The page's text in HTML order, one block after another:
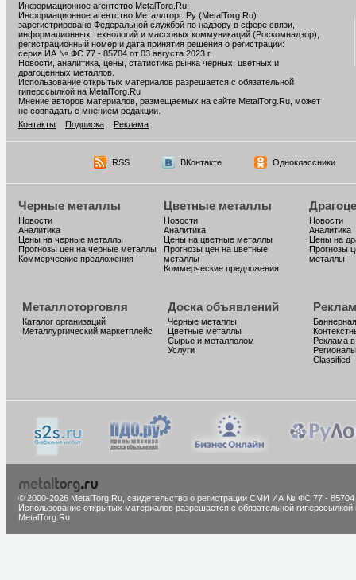
Информационное агентство MetalTorg.Ru
Информационное агентство Металлторг. Ру (MetalTorg.Ru)
зарегистрировано Федеральной службой по надзору в сфере связи,
информационных технологий и массовых коммуникаций (Роскомнадзор),
регистрационный номер и дата принятия решения о регистрации:
серия ИА № ФС 77 - 85704 от 03 августа 2023 г.
Новости, аналитика, цены, статистика рынка черных, цветных и
драгоценных металлов.
Использование открытых материалов разрешается с обязательной
гиперссылкой на MetalTorg.Ru
Мнение авторов материалов, размещаемых на сайте MetalTorg.Ru, может
не совпадать с мнением редакции.
Контакты
Подписка Реклама
RSS ВКонтакте Одноклассники
Черные металлы
Новости
Аналитика
Цены на черные металлы
Прогнозы цен на черные металлы
Коммерческие предложения
Цветные металлы
Новости
Аналитика
Цены на цветные металлы
Прогнозы цен на цветные
металлы
Коммерческие предложения
Новости
Аналитика
Цены на
Прогнозы
металлы
Металлоторговля
Каталог организаций
Металлургический маркетплейс
Доска объявлений
Черные металлы
Цветные металлы
Сырье и металлолом
Услуги
Реклама
Classified
© 2000-2026 MetalTorg.Ru, cвидетельство о регистрации СМИ ИА № ФС 77 - 85704
Использование открытых материалов разрешается с обязательной гиперссылкой
MetalTorg.Ru